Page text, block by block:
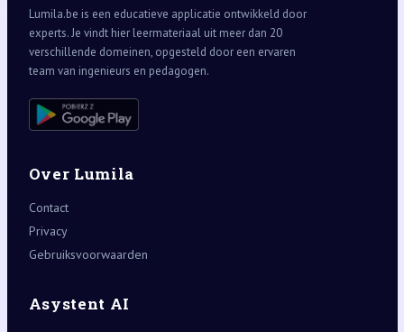
Lumila.be is een educatieve applicatie ontwikkeld door
experts. Je vindt hier leermateriaal uit meer dan 20
verschillende domeinen, opgesteld door een ervaren
team van ingenieurs en pedagogen.
Over Lumila
Contact
Privacy
Gebruiksvoorwaarden
Asystent AI